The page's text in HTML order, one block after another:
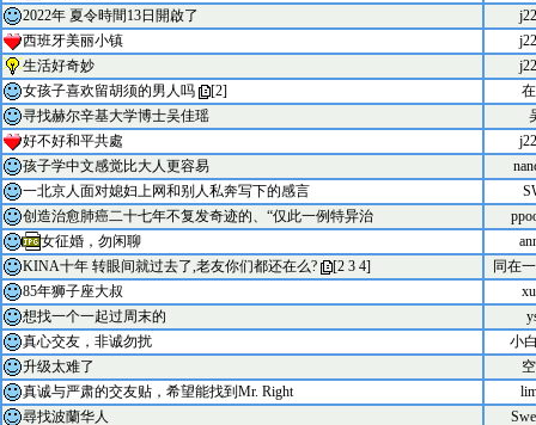
2022年 夏令時間13日開啟了
西班牙美丽小镇
生活好奇妙
女孩子喜欢留胡须的男人吗
[2]
寻找赫尔辛基大学博士吴佳瑶
好不好和平共處
孩子学中文感觉比大人更容易
一北京人面对媳妇上网和别人私奔写下的感言
创造治愈肺癌二十七年不复发奇迹的、“仅此一例特异治
女征婚，勿闲聊
KINA十年 转眼间就过去了,老友你们都还在么?
[2 3 4]
同在
85年狮子座大叔
想找一个一起过周末的
真心交友，非诚勿扰
小
升级太难了
真诚与严肃的交友贴，希望能找到Mr. Right
尋找波蘭华人